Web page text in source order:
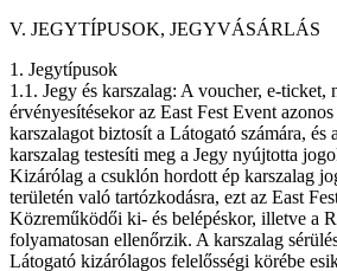
V. JEGYTÍPUSOK, JEGYVÁSÁRLÁS
1. Jegytípusok
1.1. Jegy és karszalag: A voucher, e-ticket,
érvényesítésekor az East Fest Event
karszalagot biztosít a Látogató számára, és
karszalag testesíti meg a Jegy nyújtotta
Kizárólag a csuklón hordott ép karszalag
területén való tartózkodásra, ezt az East
Közreműködői ki- és belépéskor, illetve a
folyamatosan ellenőrzik. A karszalag
Látogató kizárólagos felelősségi körébe